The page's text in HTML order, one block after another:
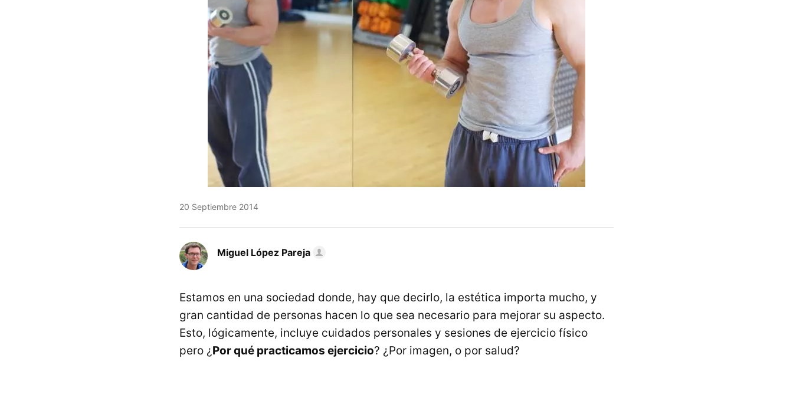
20 Septiembre 2014
Miguel López Pareja
Estamos en una sociedad donde, hay que decirlo, la estética importa mucho, y
gran cantidad de personas hacen lo que sea necesario para mejorar su aspecto.
Esto, lógicamente, incluye cuidados personales y sesiones de ejercicio físico
pero ¿Por qué practicamos ejercicio? ¿Por imagen, o por salud?